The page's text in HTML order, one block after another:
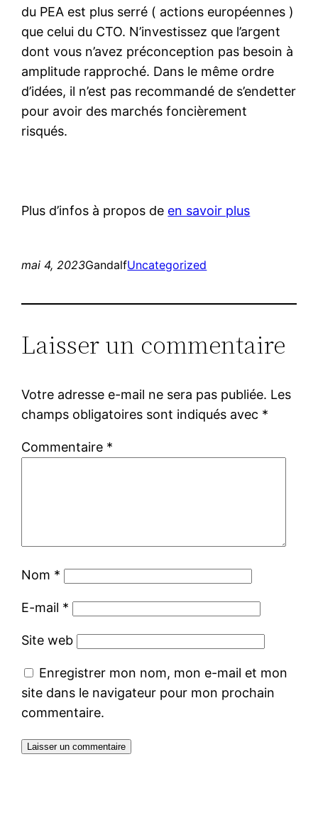
du PEA est plus serré ( actions européennes )
que celui du CTO. N’investissez que l’argent
dont vous n’avez préconception pas besoin à
amplitude rapproché. Dans le même ordre
d’idées, il n’est pas recommandé de s’endetter
pour avoir des marchés foncièrement
risqués.
Plus d’infos à propos de en savoir plus
mai 4, 2023GandalfUncategorized
Laisser un commentaire
Votre adresse e-mail ne sera pas publiée. Les
champs obligatoires sont indiqués avec *
Commentaire *
Nom *
E-mail *
Site web
Enregistrer mon nom, mon e-mail et mon
site dans le navigateur pour mon prochain
commentaire.